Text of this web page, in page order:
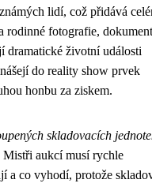
lidí, což přidává
rodinné fotografie,
dramatické životní události
do reality show prvek
honbu za ziskem.
skladovacích
Mistři aukcí musí rychle
a co vyhodí, protože